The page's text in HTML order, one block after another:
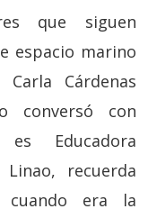
que siguen
espacio marino
Cárdenas
conversó con
Educadora
recuerda
cuando era la